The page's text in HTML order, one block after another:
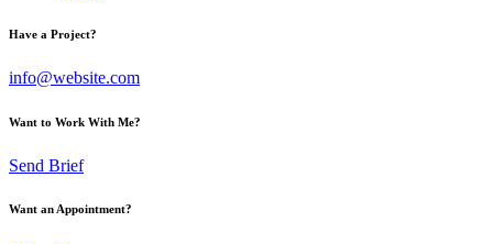
Have a Project?
info@website.com
Want to Work With Me?
Send Brief
Want an Appointment?